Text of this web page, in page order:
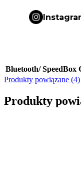
Bluetooth/ SpeedBox
Produkty powiązane (4)
Produkty